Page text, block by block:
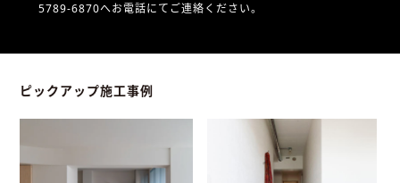
5789-6870へお電話にてご連絡ください。
ピックアップ施工事例